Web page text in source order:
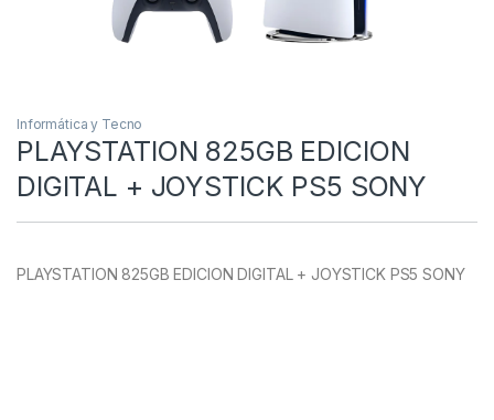
Informática y Tecno
PLAYSTATION 825GB EDICION
DIGITAL + JOYSTICK PS5 SONY
PLAYSTATION 825GB EDICION DIGITAL + JOYSTICK PS5 SONY